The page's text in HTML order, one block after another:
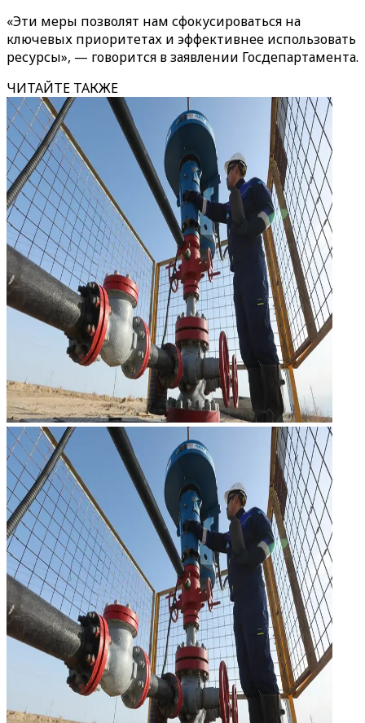
«Эти меры позволят нам сфокусироваться на
ключевых приоритетах и эффективнее использовать
ресурсы», — говорится в заявлении Госдепартамента.
ЧИТАЙТЕ ТАКЖЕ